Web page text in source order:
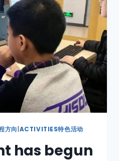
方向 ACTIVITIES特色活动
has begun